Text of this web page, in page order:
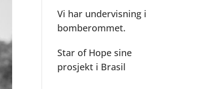
Vi har undervisning i
bomberommet.
Star of Hope sine
prosjekt i Brasil